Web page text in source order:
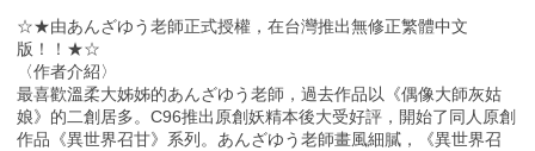
☆★由あんざゆう老師正式授權，在台灣推出無修正繁體中文
版！！★☆
〈作者介紹〉
最喜歡溫柔大姊姊的あんざゆう老師，過去作品以《偶像大師灰姑
娘》的二創居多。C96推出原創妖精本後大受好評，開始了同人原創
作品《異世界召甘》系列。あんざゆう老師畫風細膩，《異世界召